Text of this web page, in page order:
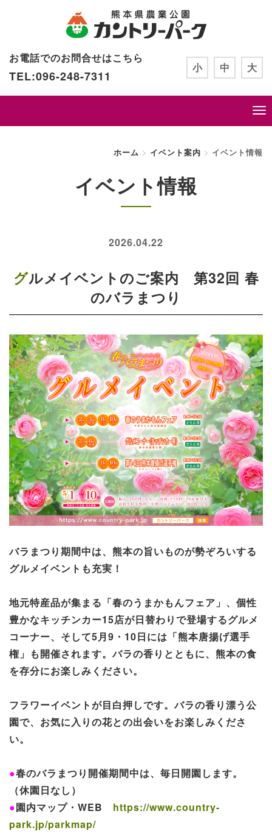
お電話でのお問合せはこちら
TEL:096-248-7311
小 中 大
ホーム イベント案内 イベント情報
イベント情報
2026.04.22
グルメイベントのご案内 第32回 春
のバラまつり
バラまつり期間中は、熊本の旨いものが勢ぞろいする
グルメイベントも充実！
地元特産品が集まる「春のうまかもんフェア」、個性
豊かなキッチンカー15店が日替わりで登場するグルメ
コーナー、そして5月9・10日には「熊本唐揚げ選手
権」も開催されます。バラの香りとともに、熊本の食
を存分にお楽しみください。
フラワーイベントが目白押しです。バラの香り漂う公
園で、お気に入りの花との出会いをお楽しみくださ
い。
●春のバラまつり開催期間中は、毎日開園します。
（休園日なし）
●園内マップ・WEB https://www.country-
park.jp/parkmap/